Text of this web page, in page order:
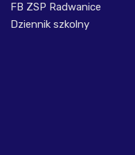
FB ZSP Radwanice
Dziennik szkolny